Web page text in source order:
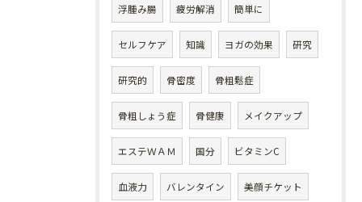
浮腫み腸 疲労解消 簡単に
セルフケア 知識 ヨガの効果 研究
研究的 骨密度 骨粗鬆症
骨粗しょう症 骨健康 メイクアップ
エステＷＡＭ 国分 ビタミンC
血液力 バレンタイン 美顔チケット